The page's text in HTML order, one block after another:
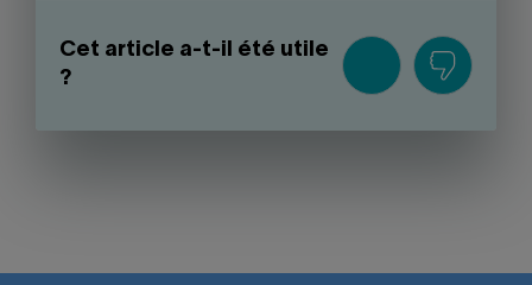
Cet article a-t-il été utile
?